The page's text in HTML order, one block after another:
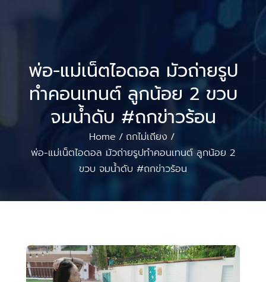
พ่อ-แม่เน็ตไอดอล มัวถ่ายรูป
ทำคอนเทนต์ ลูกน้อย 2 ขวบ
จมน้ำดับ #ถกข่าวร้อน
Home / ถกไม่เถียง /
พ่อ-แม่เน็ตไอดอล มัวถ่ายรูปทำคอนเทนต์ ลูกน้อย 2
ขวบ จมน้ำดับ #ถกข่าวร้อน